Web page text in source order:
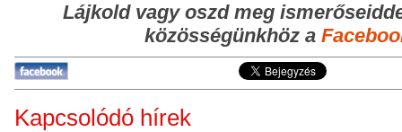
Lájkold vagy oszd meg
közösségünkhöz a
Kapcsolódó hírek